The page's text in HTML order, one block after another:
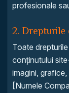
profesionale
2. Drepturile
Toate
conținutului
imagini,
[Numele